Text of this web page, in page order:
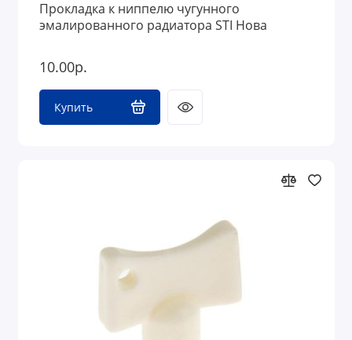
Прокладка к ниппелю чугунного
эмалированного радиатора STI Нова
10.00р.
Купить